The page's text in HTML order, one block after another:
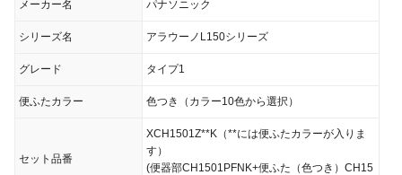
メーカー名 パナソニック
シリーズ名 アラウーノL150シリーズ
グレード タイプ1
便ふたカラー 色つき（カラー10色から選択）
セット品番
XCH1501Z**K（**には便ふたカラーが入りま
す）
(便器部CH1501PFNK+便ふた（色つき）CH15